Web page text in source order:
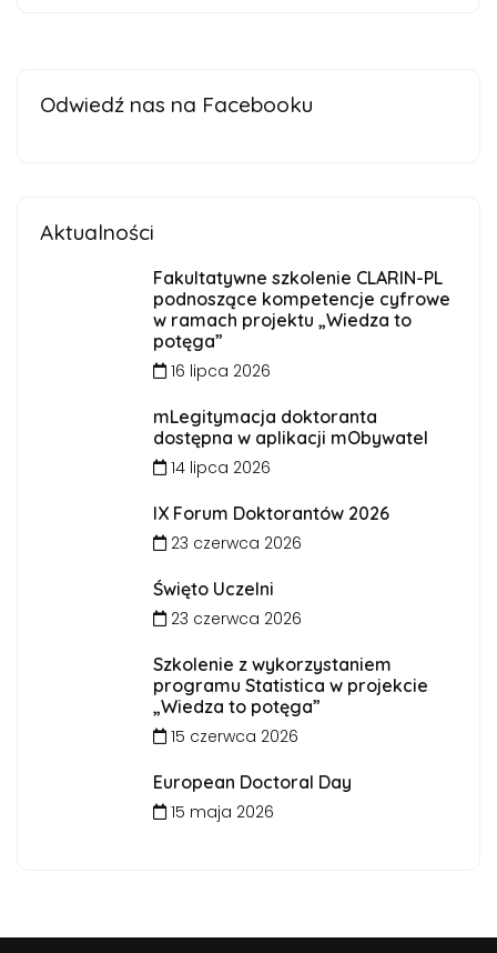
Odwiedź nas na Facebooku
Aktualności
Fakultatywne szkolenie CLARIN-PL
podnoszące kompetencje cyfrowe
w ramach projektu „Wiedza to
potęga”
16 lipca 2026
mLegitymacja doktoranta
dostępna w aplikacji mObywatel
14 lipca 2026
IX Forum Doktorantów 2026
23 czerwca 2026
Święto Uczelni
23 czerwca 2026
Szkolenie z wykorzystaniem
programu Statistica w projekcie
„Wiedza to potęga”
15 czerwca 2026
European Doctoral Day
15 maja 2026